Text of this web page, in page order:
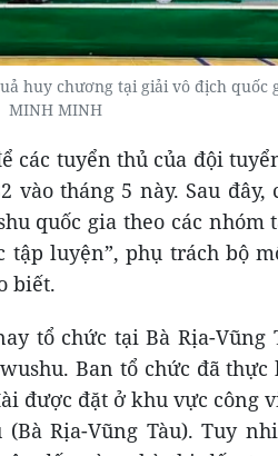
huy chương tại giải vô địch quốc
MINH MINH
các tuyển thủ của đội
vào tháng 5 này. Sau đây,
quốc gia theo các nhóm
luyện”, phụ trách bộ
biết.
tổ chức tại Bà Rịa-Vũng
Ban tổ chức đã
được đặt ở khu vực công
Rịa-Vũng Tàu). Tuy